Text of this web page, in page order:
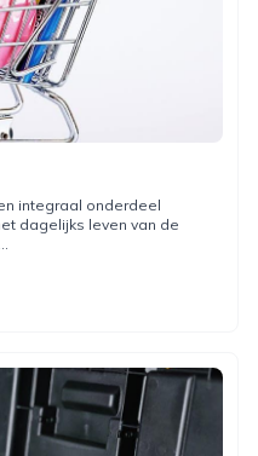
integraal onderdeel
dagelijks leven van de